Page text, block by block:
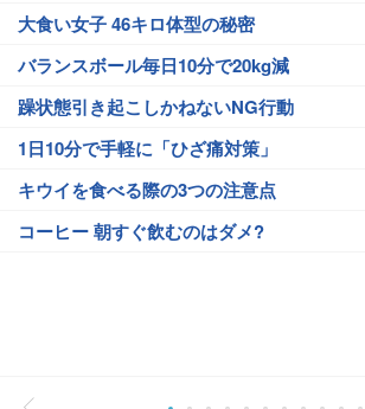
大食い女子 46キロ体型の秘密
バランスボール毎日10分で20kg減
躁状態引き起こしかねないNG行動
1日10分で手軽に「ひざ痛対策」
キウイを食べる際の3つの注意点
コーヒー 朝すぐ飲むのはダメ?